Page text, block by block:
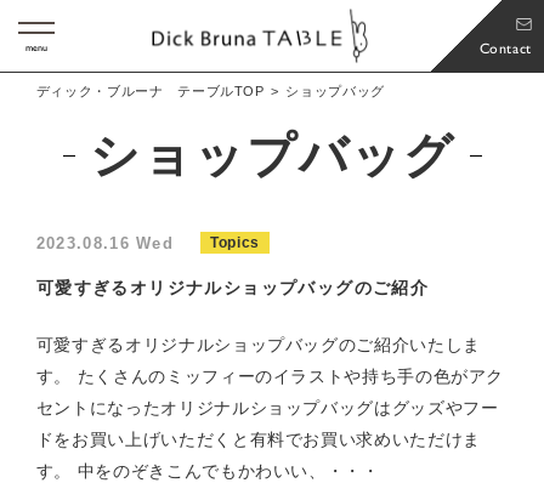
Contact
menu
ディック・ブルーナ テーブルTOP ショップバッグ
ショップバッグ
2023.08.16 Wed Topics
可愛すぎるオリジナルショップバッグのご紹介
可愛すぎるオリジナルショップバッグのご紹介いたしま
す。 たくさんのミッフィーのイラストや持ち手の色がアク
セントになったオリジナルショップバッグはグッズやフー
ドをお買い上げいただくと有料でお買い求めいただけま
す。 中をのぞきこんでもかわいい、・・・